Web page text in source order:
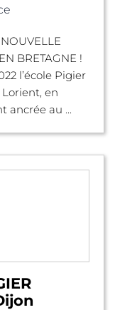
BRETAGNE !
l’école Pigier
en
ancrée au ...